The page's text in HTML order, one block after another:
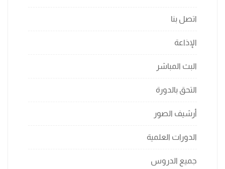
اتصل بنا
الإذاعة
البث المباشر
التحق بالدورة
أرشيف الصور
الدورات العلمية
جميع الدروس